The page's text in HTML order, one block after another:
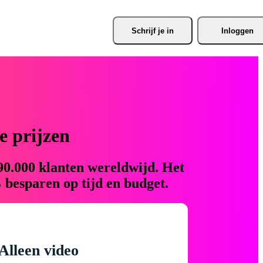
Schrijf je in Inloggen
prijzen
klanten wereldwijd. Het
op tijd en budget.
video